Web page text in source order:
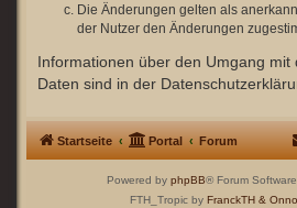
Die Änderungen gelten als
der Nutzer den Änderungen
Informationen über den Umgang mit
Daten sind in der
Startseite Portal Forum
Powered by phpBB® Forum
FTH_Tropic by FranckTH &